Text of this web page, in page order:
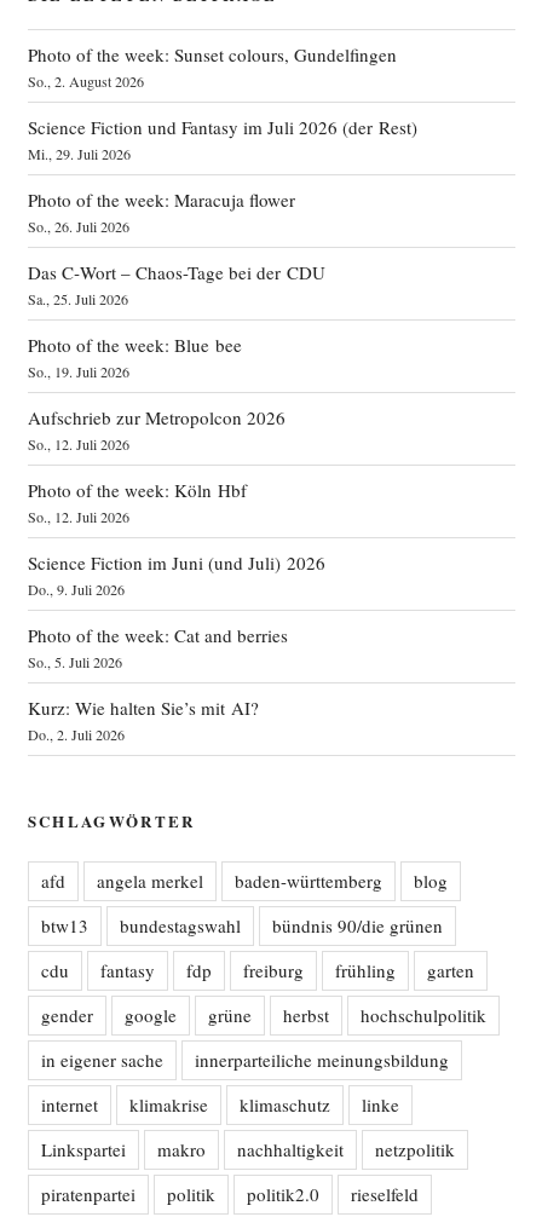
Photo of the week: Sunset colours, Gundelfingen
So., 2. August 2026
Science Fiction und Fantasy im Juli 2026 (der Rest)
Mi., 29. Juli 2026
Photo of the week: Maracuja flower
So., 26. Juli 2026
Das C‑Wort – Chaos-Tage bei der CDU
Sa., 25. Juli 2026
Photo of the week: Blue bee
So., 19. Juli 2026
Aufschrieb zur Metropolcon 2026
So., 12. Juli 2026
Photo of the week: Köln Hbf
So., 12. Juli 2026
Science Fiction im Juni (und Juli) 2026
Do., 9. Juli 2026
Photo of the week: Cat and berries
So., 5. Juli 2026
Kurz: Wie halten Sie’s mit AI?
Do., 2. Juli 2026
SCHLAGWÖRTER
afd angela merkel baden-württemberg
blog
btw13
bundestagswahl
bündnis 90/die grünen
cdu
fantasy fdp freiburg frühling
garten
gender
google grüne herbst
hochschulpolitik
in eigener sache
innerparteiliche meinungsbildung
internet
klimakrise klimaschutz
linke
Linkspartei
makro nachhaltigkeit
netzpolitik
piratenpartei
politik politik2.0 rieselfeld